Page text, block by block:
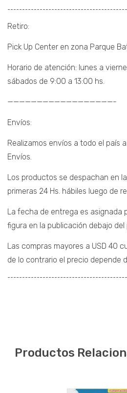
Retiro:
Pick Up Center en zona Parque
Horario de atención: lunes a
sábados de 9:00 a 13:00 hs.
——————————————————-
Envíos:
Realizamos envíos a todo el país
Envíos.
Los productos se despachan en
primeras 24 Hs. hábiles luego de
La fecha de entrega es asignada
figura en la publicación debajo
Las compras mayores a USD 40
de lo contrario el precio depende
Productos